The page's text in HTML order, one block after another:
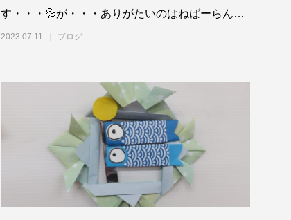
す・・・💦が・・・ありがたいのはねばーらんど
の子供達は元気いっぱい😆子供のエネルギーはす
2023.07.11 ブログ